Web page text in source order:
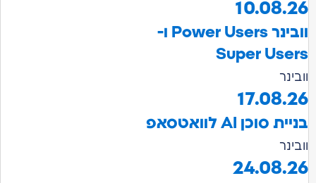
10.08.26
וובינר Power Users ו-
Super Users
וובינר
17.08.26
בניית סוכן AI לוואטסאפ
וובינר
24.08.26